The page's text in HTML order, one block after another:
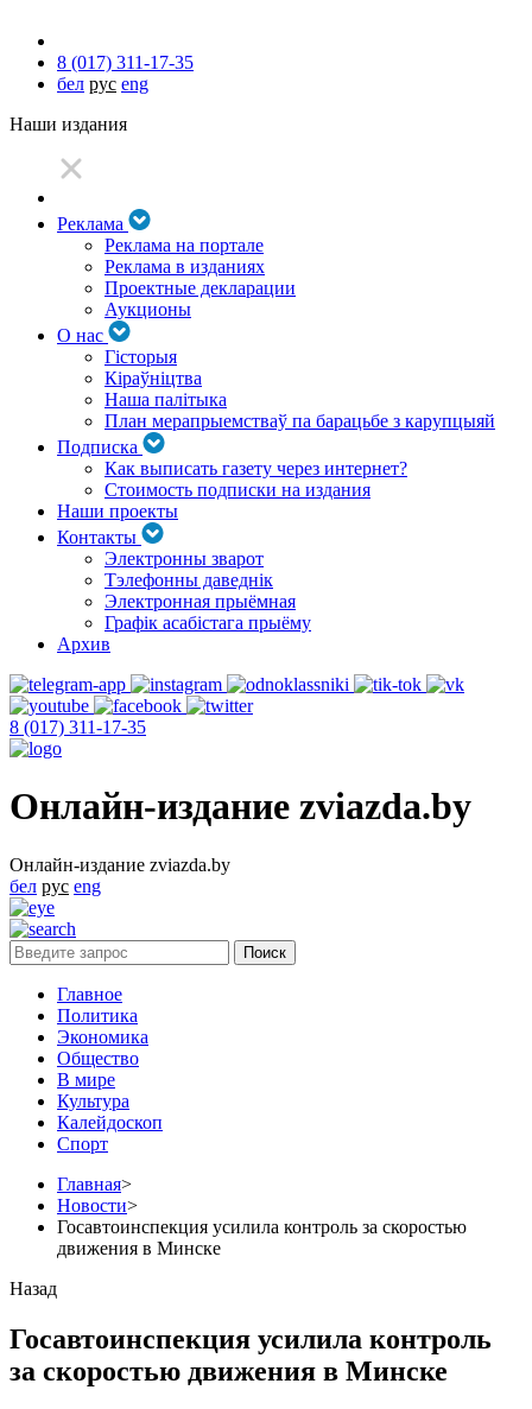
8 (017) 311-17-35
бел рус eng
Наши издания
Реклама
Реклама на портале
Реклама в изданиях
Проектные декларации
Аукционы
О нас
Гісторыя
Кіраўніцтва
Наша палітыка
План мерапрыемстваў па барацьбе з карупцыяй
Подписка
Как выписать газету через интернет?
Стоимость подписки на издания
Наши проекты
Контакты
Электронны зварот
Тэлефонны даведнік
Электронная прыёмная
Графік асабістага прыёму
Архив
8 (017) 311-17-35
Онлайн-издание zviazda.by
Онлайн-издание zviazda.by
бел рус eng
Главное
Политика
Экономика
Общество
В мире
Культура
Калейдоскоп
Спорт
Главная>
Новости>
Госавтоинспекция усилила контроль за скоростью
движения в Минске
Назад
Госавтоинспекция усилила контроль
за скоростью движения в Минске